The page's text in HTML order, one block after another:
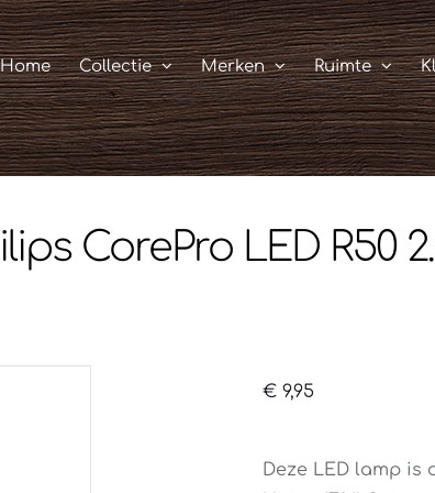
Home Collectie Merken Ruimte
CorePro LED R50
€ 9,95
Deze LED lamp is